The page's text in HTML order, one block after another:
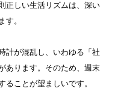
正しい生活リズムは、深い
す。
計が混乱し、いわゆる「社
あります。そのため、週末
ることが望ましいです。